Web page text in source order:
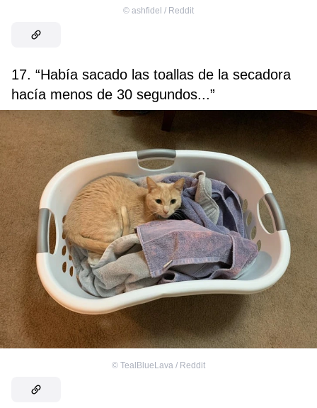
© ashfidel / Reddit
17. “Había sacado las toallas de la secadora
hacía menos de 30 segundos...”
© TealBlueLava / Reddit